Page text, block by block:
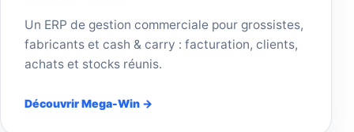
Un ERP de gestion commerciale pour grossistes,
fabricants et cash & carry : facturation, clients,
achats et stocks réunis.
Découvrir Mega-Win →